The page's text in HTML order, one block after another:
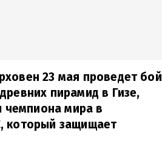
23 мая проведет бой
пирамид в Гизе,
чемпиона мира в
который защищает